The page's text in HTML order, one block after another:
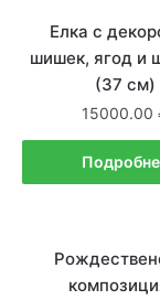
Елка с
шишек, ягод и
(37 см)
15000.00
Нет в